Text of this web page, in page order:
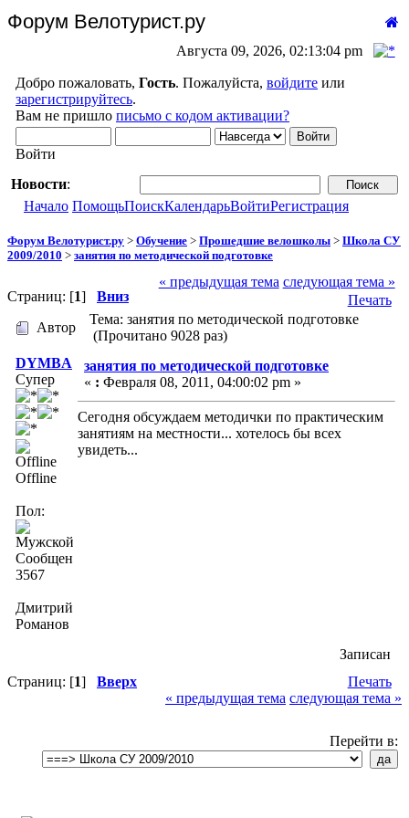
Форум Велотурист.ру
Августа 09, 2026, 02:13:04 pm
Добро пожаловать, Гость. Пожалуйста, войдите или
зарегистрируйтесь.
Вам не пришло письмо с кодом активации?
Войти
Новости:
Начало ПомощьПоискКалендарьВойтиРегистрация
Форум Велотурист.ру > Обучение > Прошедшие велошколы > Школа СУ
2009/2010 > занятия по методической подготовке
Страниц: [1] Вниз
« предыдущая тема следующая тема »
Печать
Автор
Тема: занятия по методической подготовке
(Прочитано 9028 раз)
DYMBA
Супер
Offline
Пол:
Сообщений:
3567
Дмитрий
Романов
занятия по методической подготовке
« : Февраля 08, 2011, 04:00:02 pm »
Сегодня обсуждаем методички по практическим
занятиям на местности... хотелось бы всех
увидеть...
Записан
Страниц: [1] Вверх
Печать
« предыдущая тема следующая тема »
Перейти в: